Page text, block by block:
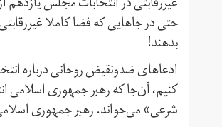
حتی در جاهایی که فضا کاملا
بدهند!
ادعاهای ضد‌ونقیض روحانی درباره
کنیم، آن‌جا که رهبر جمهوری اسلامی
شرعی» می‌خواند. رهبر جمهوری